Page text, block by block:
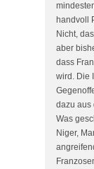
handvoll
Nicht,
aber
dass
wird. Die
dazu aus
Was
Niger,